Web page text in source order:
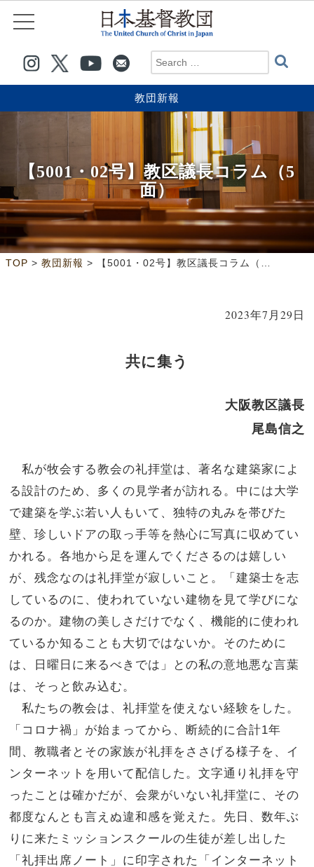
教団新報
【5001・02号】教区議長コラム（5
面）
TOP > 教団新報 > 【5001・02号】教区議長コラム（5面）
2023年7月29日
共に集う
大阪教区議長
尾島信之
私が牧会する教会の礼拝堂は、著名な建築家によ
る設計のため、多くの見学者が訪れる。中には大学
で建築を学ぶ若い人もいて、独特の丸みを帯びた
壁、珍しいドアの取っ手等を熱心に写真に収めてい
かれる。各地から足を運んでくださるのは嬉しい
が、残念なのは礼拝堂が寂しいこと。「建築士を志
しているのに、使われていない建物を見て学びにな
るのか。建物の美しさだけでなく、機能的に使われ
ているか知ることも大切ではないか。そのために
は、日曜日に来るべきでは」との私の意地悪な言葉
は、そっと飲み込む。
私たちの教会は、礼拝堂を使えない経験をした。
「コロナ禍」が始まってから、断続的に合計1年
間、教職者とその家族が礼拝をささげる様子を、イ
ンターネットを用いて配信した。文字通り礼拝を守
ったことは確かだが、会衆がいない礼拝堂に、その
都度なんとも言えぬ違和感を覚えた。先日、数年ぶ
りに来たミッションスクールの生徒が差し出した
「礼拝出席ノート」に印字された「インターネット